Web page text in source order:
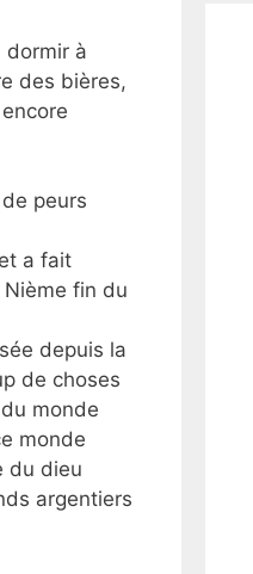
dormir à
des bières,
peurs
a fait
Nième fin du
depuis la
de choses
monde
monde
du dieu
argentiers